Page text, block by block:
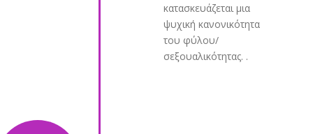
κατασκευάζεται μια
ψυχική κανονικότητα
του φύλου/
σεξουαλικότητας. .